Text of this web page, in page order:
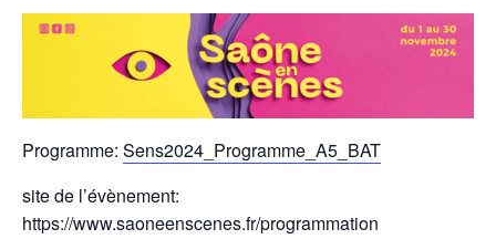
Programme: Sens2024_Programme_A5_BAT
site de l’évènement:
https://www.saoneenscenes.fr/programmation